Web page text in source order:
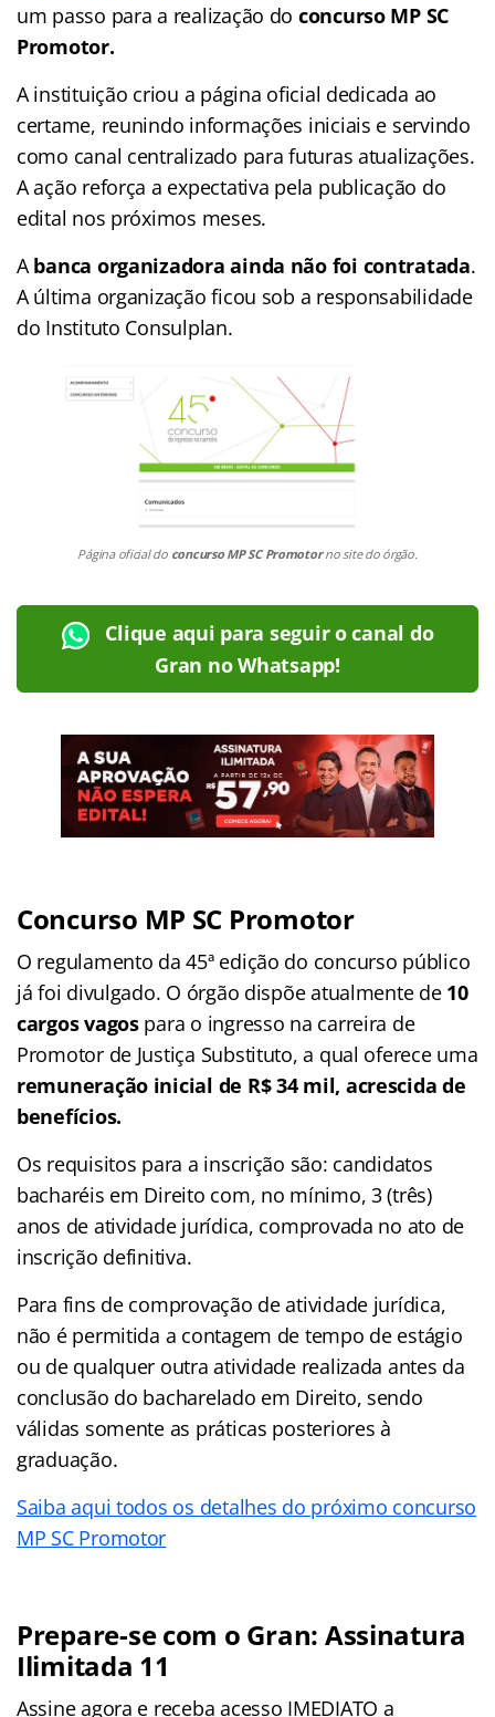
um passo para a realização do concurso MP SC
Promotor.
A instituição criou a página oficial dedicada ao
certame, reunindo informações iniciais e servindo
como canal centralizado para futuras atualizações.
A ação reforça a expectativa pela publicação do
edital nos próximos meses.
Abanca organizadora ainda não foi contratada.
A última organização ficou sob a responsabilidade
do Instituto Consulplan.
Página oficial do concurso MP SC Promotorno site do órgão.
Clique aqui para seguir o canal do
Gran no Whatsapp!
Concurso MP SC Promotor
O regulamento da 45ª edição do concurso público
já foi divulgado. O órgão dispõe atualmente de 10
cargos vagospara o ingresso na carreira de
Promotor de Justiça Substituto, a qual oferece uma
remuneração inicial de R$ 34 mil, acrescida de
benefícios.
Os requisitos para a inscrição são: candidatos
bacharéis em Direito com, no mínimo, 3 (três)
anos de atividade jurídica, comprovada no ato de
inscrição definitiva.
Para fins de comprovação de atividade jurídica,
não é permitida a contagem de tempo de estágio
ou de qualquer outra atividade realizada antes da
conclusão do bacharelado em Direito, sendo
válidas somente as práticas posteriores à
graduação.
Saiba aqui todos os detalhes do próximo concurso
MP SC Promotor
Prepare-se com o Gran: Assinatura
Ilimitada 11
Assine agora e receba acesso IMEDIATO a